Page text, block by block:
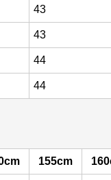
43
43
44
44
155cm